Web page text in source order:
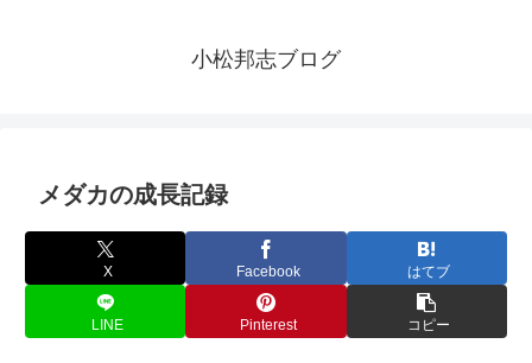
小松邦志ブログ
メダカの成長記録
X Facebook はてブ
LINE Pinterest コピー